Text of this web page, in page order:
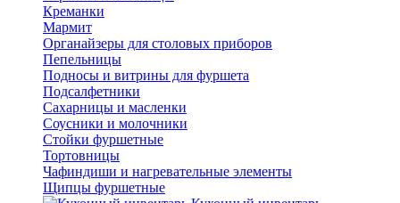
Креманки
Мармит
Органайзеры для столовых приборов
Пепельницы
Подносы и витрины для фуршета
Подсалфетники
Сахарницы и масленки
Соусники и молочники
Стойки фуршетные
Тортовницы
Чафиндиши и нагревательные элементы
Щипцы фуршетные